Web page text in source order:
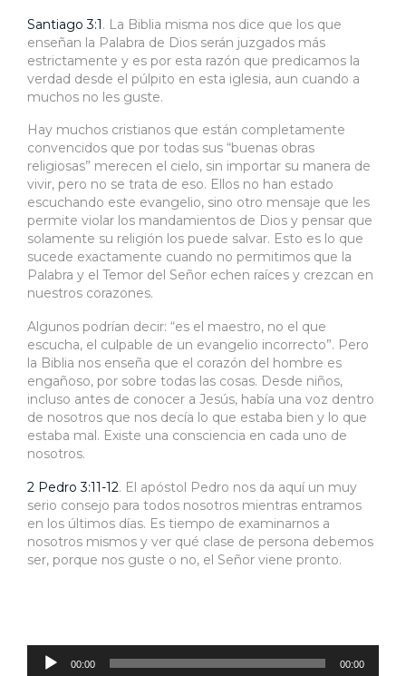
Santiago 3:1. La Biblia misma nos dice que los que
enseñan la Palabra de Dios serán juzgados más
estrictamente y es por esta razón que predicamos la
verdad desde el púlpito en esta iglesia, aun cuando a
muchos no les guste.
Hay muchos cristianos que están completamente
convencidos que por todas sus “buenas obras
religiosas” merecen el cielo, sin importar su manera de
vivir, pero no se trata de eso. Ellos no han estado
escuchando este evangelio, sino otro mensaje que les
permite violar los mandamientos de Dios y pensar que
solamente su religión los puede salvar. Esto es lo que
sucede exactamente cuando no permitimos que la
Palabra y el Temor del Señor echen raíces y crezcan en
nuestros corazones.
Algunos podrían decir: “es el maestro, no el que
escucha, el culpable de un evangelio incorrecto”. Pero
la Biblia nos enseña que el corazón del hombre es
engañoso, por sobre todas las cosas. Desde niños,
incluso antes de conocer a Jesús, había una voz dentro
de nosotros que nos decía lo que estaba bien y lo que
estaba mal. Existe una consciencia en cada uno de
nosotros.
2 Pedro 3:11-12. El apóstol Pedro nos da aquí un muy
serio consejo para todos nosotros mientras entramos
en los últimos días. Es tiempo de examinarnos a
nosotros mismos y ver qué clase de persona debemos
ser, porque nos guste o no, el Señor viene pronto.
Reproductor
audio 00:00 00:00